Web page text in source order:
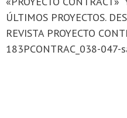
ÚLTIMOS PROYECTOS.
REVISTA PROYECTO
183PCONTRAC_038-047-